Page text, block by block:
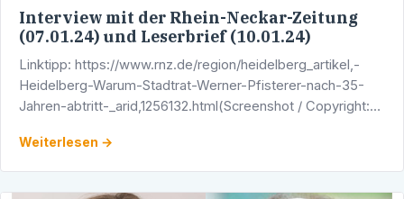
Interview mit der Rhein-Neckar-Zeitung
(07.01.24) und Leserbrief (10.01.24)
Linktipp: https://www.rnz.de/region/heidelberg_artikel,-
Heidelberg-Warum-Stadtrat-Werner-Pfisterer-nach-35-
Jahren-abtritt-_arid,1256132.html(Screenshot / Copyright:
Weiterlesen →